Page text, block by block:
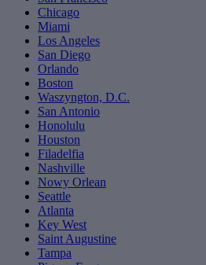
Chicago
Miami
Los Angeles
San Diego
Orlando
Boston
Waszyngton, D.C.
San Antonio
Honolulu
Houston
Filadelfia
Nashville
Nowy Orlean
Seattle
Atlanta
Key West
Saint Augustine
Tampa